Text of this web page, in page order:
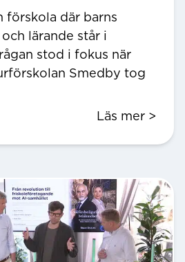
förskola där barns
lärande står i
stod i fokus när
Smedby tog
Läs mer >